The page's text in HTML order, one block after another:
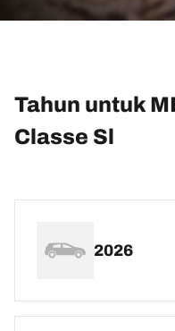
Tahun untuk
Classe Sl
2026